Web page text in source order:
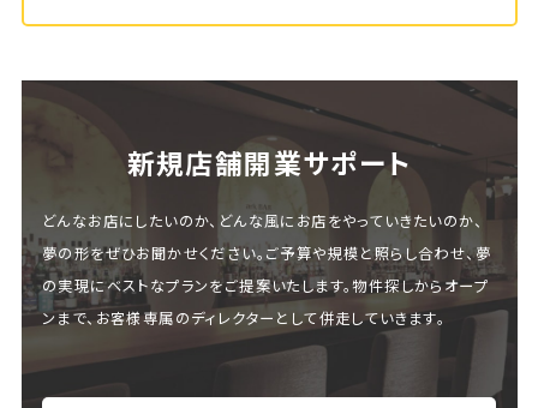
新規店舗開業サポート
どんなお店にしたいのか、どんな風にお店をやっていきたいのか、
夢の形をぜひお聞かせください。ご予算や規模と照らし合わせ、夢
の実現にベストなプランをご提案いたします。物件探しからオープ
ンまで、お客様専属のディレクターとして併走していきます。